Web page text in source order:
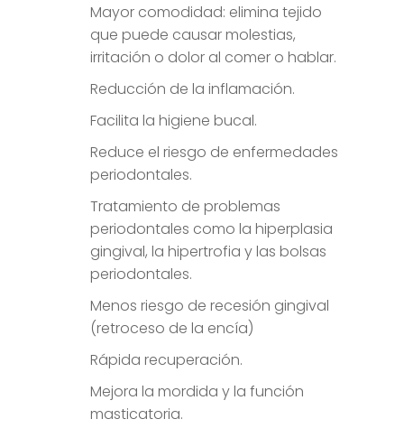
Mayor comodidad: elimina tejido
que puede causar molestias,
irritación o dolor al comer o hablar.
Reducción de la inflamación.
Facilita la higiene bucal.
Reduce el riesgo de enfermedades
periodontales.
Tratamiento de problemas
periodontales como la hiperplasia
gingival, la hipertrofia y las bolsas
periodontales.
Menos riesgo de recesión gingival
(retroceso de la encía)
Rápida recuperación.
Mejora la mordida y la función
masticatoria.